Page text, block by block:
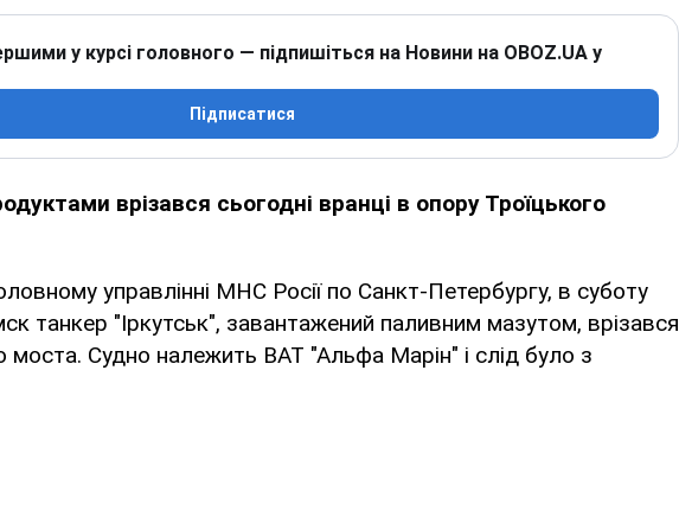
у курсі головного — підпишіться на Новини на OBOZ.UA у
Підписатися
врізався сьогодні вранці в опору Троїцького
управлінні МНС Росії по Санкт-Петербургу, в суботу
танкер "Іркутськ", завантажений паливним мазутом, врізався
моста. Судно належить ВАТ "Альфа Марін" і слід було з